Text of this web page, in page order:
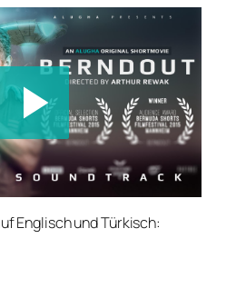
Englisch und Türkisch: